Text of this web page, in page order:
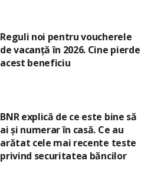
Reguli noi pentru voucherele
de vacanță în 2026. Cine pierde
acest beneficiu
BNR explică de ce este bine să
ai și numerar în casă. Ce au
arătat cele mai recente teste
privind securitatea băncilor